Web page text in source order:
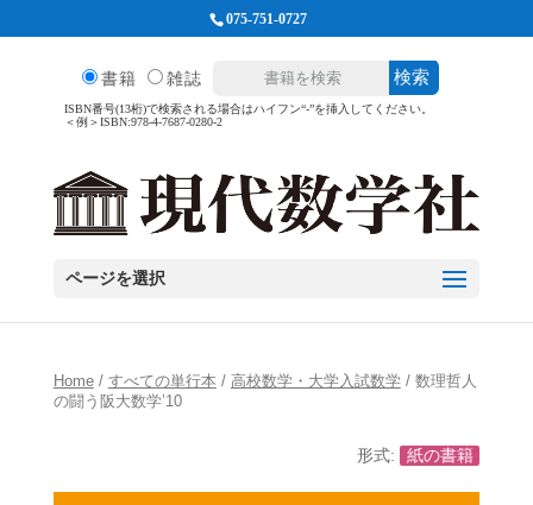
075-751-0727
書籍 雑誌 検索
ISBN番号(13桁)で検索される場合はハイフン“-”を挿入してください。
＜例＞ISBN:978-4-7687-0280-2
ページを選択
Home/ すべての単行本 / 高校数学・大学入試数学/ 数理哲人
の闘う阪大数学’10
形式: 紙の書籍